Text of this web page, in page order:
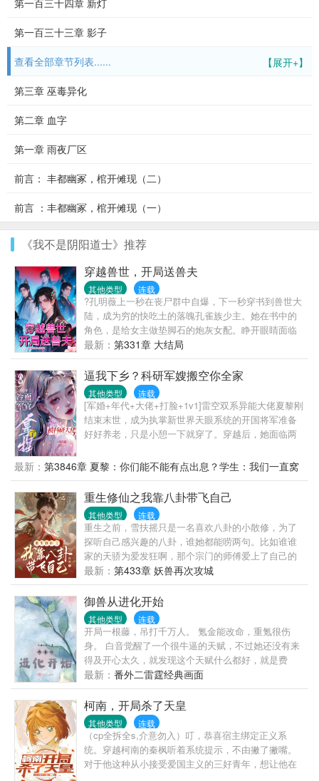
第一百三十四章 新灯
第一百三十三章 影子
【展开+】
查看全部章节列表......
第三章 巫毒异化
第二章 血字
第一章 雨夜厂区
前言： 丰都幽冢，棺开傩现（二）
前言 ：丰都幽冢，棺开傩现（一）
《我不是阴阳道士》推荐
穿越兽世，开局送兽夫
其他类型 连载
?孔明薇上一秒在丧尸群中自爆，下一秒穿书到兽世大
陆，成为穷的快吃土的落魄孔雀族少主。她在书中的
角色，是给女主做垫脚石的炮灰女配。睁开眼睛面临
着举族尽灭的天崩开局。孔明薇双眼一闭想回去，想
多了，回不去了！她面临着穿越即死亡的剧情，只好
走一步看一步，主打一个“剧情让我死，我偏要花式苟
活”，谁也别想按剧本带我走！苟着苟着，孔明薇发现
情况有些不太对劲！为什么她身边优秀的雄性越来越
多，还越来越粘人？！
最新： 第331章 大结局
逼我下乡？科研军嫂搬空你全家
其他类型 连载
[军婚+年代+大佬+打脸+1v1]雷空双系异能大佬夏黎刚
结束末世，成为执掌新世界天眼系统的开国将军准备
好好养老，只是小憩一下就穿了。穿越后，她面临两
以为是妈宝男，要么下乡去穷乡僻壤的地方当知青。
夏黎：拳头硬了！就这样的小白脸，我一拳能打一个
加强连！努力为首长爹官复原职，成为首长爹最贴心
的米虫小棉袄好好养老他不香吗？可是努力着，努力
着，夏黎回头一看。嗯？我这军职怎么比我首长爹还
高了？南岛一大队来了位漂亮新知青，小姑娘一身痞
气，听说一脚就能把人踹骨折，思想不正，和她亲近
绝对会倒霉！不久后……队员们挑着扁担，挥汗如雨
的为甘蔗地浇水。夏黎靠着玻璃瓶子、注射器弄出自
痛。夏梨用一点儿盐和碳粉做成干电池，用上免费电
灯。队员们：不行！！！夏黎必须得好好亲近！夏
黎：谢邀，已被特招入伍，目前在“国家队”。——海军
陆战队最冷漠、禁欲，无人敢亲近的军官陆定远，第
一次见未来媳妇，她在和人贩子买孩子（误）。第二
次见媳妇，她在黑市倒买倒卖（误）。第三次见媳
妇，她在帮特务修无线电发射台（误）。陆定远：
……后来：真香！
最新： 第3846章 夏黎：你们能不能有点出息？学生：我们一直窝
窝囊囊
重生修仙之我靠八卦带飞自己
其他类型 连载
重生之前，雪扶摇只是一名喜欢八卦的小散修，为了
探听自己感兴趣的八卦，谁她都能唠两句。比如谁谁
家的天骄为爱发狂啊，那个宗门的师傅爱上了自己的
徒弟上演禁忌之恋，吃瓜吃的不亦乐乎。一着不慎，
死于兽潮之下，让原本只想咸鱼的雪扶摇意识到，在
这个修仙世界还是实力为尊。好在这一次，时间刚刚
好，一切都还没有发生。从此以后，云笙大陆少了一
名爱八卦的散修，多了一名爱八卦且实力强大的天之
骄女。雪扶摇：谁说八卦不好了，这八卦可太好了，
我这一身实力和传承可都是我凭借八卦得来的（骄
傲.JPG）
最新： 第433章 妖兽再次攻城
御兽从进化开始
其他类型 连载
开局一根藤，吊打千万人。 氪金能改命，重氪很伤
身。 白音觉醒了一个很牛逼的天赋，不过她还没有来
得及开心太久，就发现这个天赋什么都好，就是费
钱。在白音身上，钱意味着什么，意味着命。 这天
赋，费钱又费命。 她也是一个有许多目标的人，比如
说她的其中一个小目标就是进入到她父母当年身死的
秘境，一定要让里面的凶兽在她的调教之下学会做人
的道理。 后来，白音就成为了凶手口中最恶毒的女
人...... （各位读者老爷富婆们，收藏，评论，我的挚
爱！） 扫雷：本文目前应该无cp，可能到了后期水到
渠成会出现，但是目前没有。
最新： 番外二雷霆经典画面
柯南，开局杀了天皇
其他类型 连载
（cp全拆全s,介意勿入）叮，恭喜宿主绑定正义系
统。穿越柯南的秦枫听着系统提示，不由撇了撇嘴。
对于他这种从小接受爱国主义的三好青年，想让他在